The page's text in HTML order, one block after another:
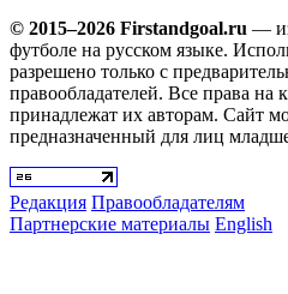
© 2015–2026 Firstandgoal.ru —
футболе на русском языке.
разрешено только с
правообладателей. Все права на
принадлежат их авторам. Сайт
предназначенный для лиц
Редакция Правообладателям
Партнерские материалы English